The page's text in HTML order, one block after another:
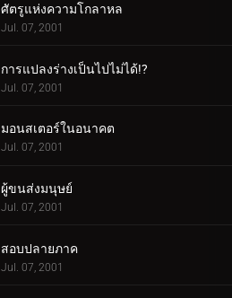
ศัตรูแห่งความโกลาหล
Jul. 07, 2001
การแปลงร่างเป็นไปไม่ได้!?
Jul. 07, 2001
มอนสเตอร์ในอนาคต
Jul. 07, 2001
ผู้ขนส่งมนุษย์
Jul. 07, 2001
สอบปลายภาค
Jul. 07, 2001